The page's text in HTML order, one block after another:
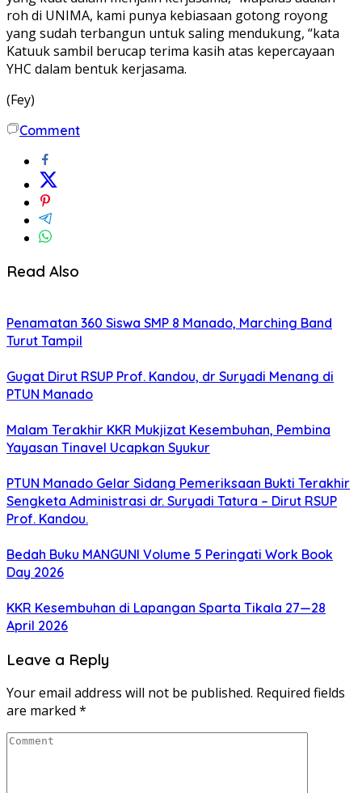
roh di UNIMA, kami punya kebiasaan gotong royong
yang sudah terbangun untuk saling mendukung, “kata
Katuuk sambil berucap terima kasih atas kepercayaan
YHC dalam bentuk kerjasama.
(Fey)
Comment
Read Also
Penamatan 360 Siswa SMP 8 Manado, Marching Band
Turut Tampil
Gugat Dirut RSUP Prof. Kandou, dr Suryadi Menang di
PTUN Manado
Malam Terakhir KKR Mukjizat Kesembuhan, Pembina
Yayasan Tinavel Ucapkan Syukur
PTUN Manado Gelar Sidang Pemeriksaan Bukti Terakhir
Sengketa Administrasi dr. Suryadi Tatura – Dirut RSUP
Prof. Kandou.
Bedah Buku MANGUNI Volume 5 Peringati Work Book
Day 2026
KKR Kesembuhan di Lapangan Sparta Tikala 27—28
April 2026
Leave a Reply
Your email address will not be published. Required fields
are marked *